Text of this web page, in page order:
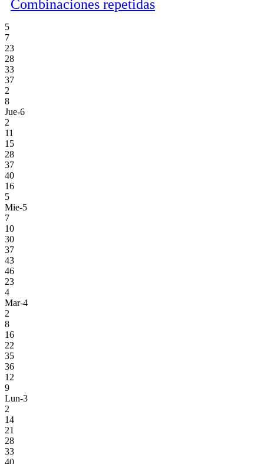
Combinaciones repetidas
5
7
23
28
33
37
2
8
Jue-6
2
11
15
28
37
40
16
5
Mie-5
7
10
30
37
43
46
23
4
Mar-4
2
8
16
22
35
36
12
9
Lun-3
2
14
21
28
33
40